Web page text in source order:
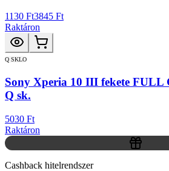
1130 Ft3845 Ft
Raktáron
Q SKLO
Sony Xperia 10 III fekete FULL
Q sk.
5030 Ft
Raktáron
Cashback hitelrendszer